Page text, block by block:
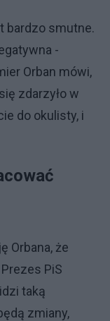
bardzo smutne.
-
Orban mówi,
zdarzyło w
do okulisty, i
Orbana, że
PiS
taką
zmiany,